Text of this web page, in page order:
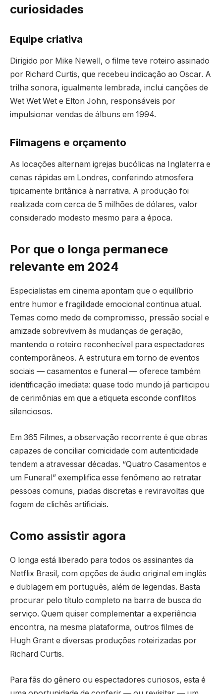
curiosidades
Equipe criativa
Dirigido por Mike Newell, o filme teve roteiro assinado
por Richard Curtis, que recebeu indicação ao Oscar. A
trilha sonora, igualmente lembrada, inclui canções de
Wet Wet Wet e Elton John, responsáveis por
impulsionar vendas de álbuns em 1994.
Filmagens e orçamento
As locações alternam igrejas bucólicas na Inglaterra e
cenas rápidas em Londres, conferindo atmosfera
tipicamente britânica à narrativa. A produção foi
realizada com cerca de 5 milhões de dólares, valor
considerado modesto mesmo para a época.
Por que o longa permanece
relevante em 2024
Especialistas em cinema apontam que o equilíbrio
entre humor e fragilidade emocional continua atual.
Temas como medo de compromisso, pressão social e
amizade sobrevivem às mudanças de geração,
mantendo o roteiro reconhecível para espectadores
contemporâneos. A estrutura em torno de eventos
sociais — casamentos e funeral — oferece também
identificação imediata: quase todo mundo já participou
de cerimônias em que a etiqueta esconde conflitos
silenciosos.
Em 365 Filmes, a observação recorrente é que obras
capazes de conciliar comicidade com autenticidade
tendem a atravessar décadas. “Quatro Casamentos e
um Funeral” exemplifica esse fenômeno ao retratar
pessoas comuns, piadas discretas e reviravoltas que
fogem de clichês artificiais.
Como assistir agora
O longa está liberado para todos os assinantes da
Netflix Brasil, com opções de áudio original em inglês
e dublagem em português, além de legendas. Basta
procurar pelo título completo na barra de busca do
serviço. Quem quiser complementar a experiência
encontra, na mesma plataforma, outros filmes de
Hugh Grant e diversas produções roteirizadas por
Richard Curtis.
Para fãs do gênero ou espectadores curiosos, esta é